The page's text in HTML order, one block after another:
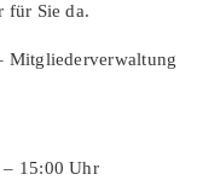
für Sie da.
Mitgliederverwaltung
15:00 Uhr